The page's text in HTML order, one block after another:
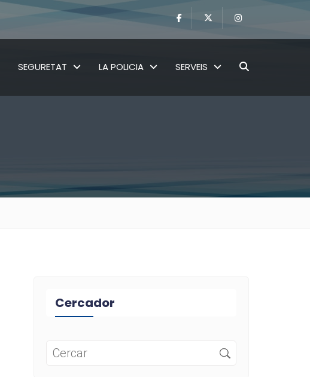
SEGURETAT LA POLICIA SERVEIS
Cercador